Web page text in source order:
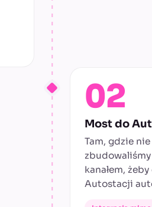
02
Most do
Tam, gdzie nie
kanałem,
Autostacji